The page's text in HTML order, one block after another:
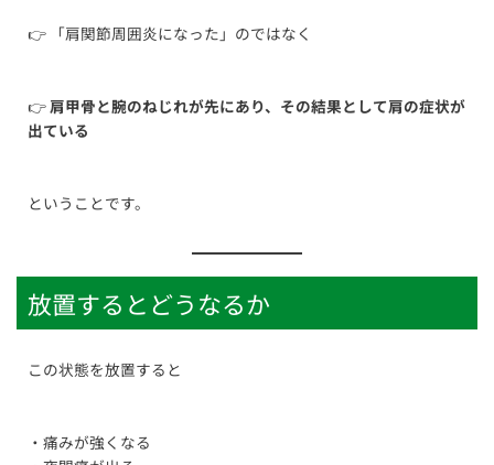
👉 「肩関節周囲炎になった」のではなく
👉 肩甲骨と腕のねじれが先にあり、その結果として肩の症状が
出ている
ということです。
放置するとどうなるか
この状態を放置すると
・痛みが強くなる